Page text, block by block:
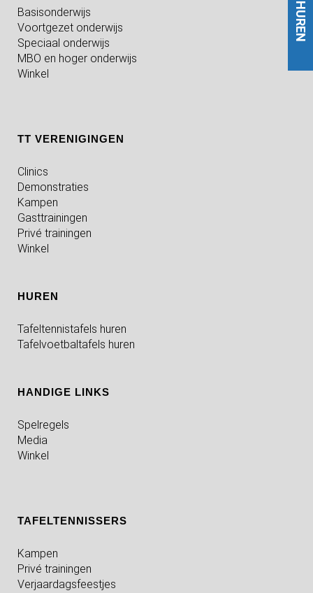
HUREN
Basisonderwijs
Voortgezet onderwijs
Speciaal onderwijs
MBO en hoger onderwijs
Winkel
TT VERENIGINGEN
Clinics
Demonstraties
Kampen
Gasttrainingen
Privé trainingen
Winkel
HUREN
Tafeltennistafels huren
Tafelvoetbaltafels huren
HANDIGE LINKS
Spelregels
Media
Winkel
TAFELTENNISSERS
Kampen
Privé trainingen
Verjaardagsfeestjes